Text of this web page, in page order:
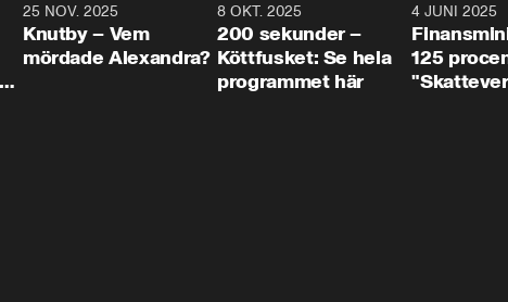
31:05
25 NOV. 2025
Knutby – Vem
mördade Alexandra?
4:29
8 OKT. 2025
200 sekunder –
Köttfusket: Se hela
programmet här
4 JUNI 2025
125